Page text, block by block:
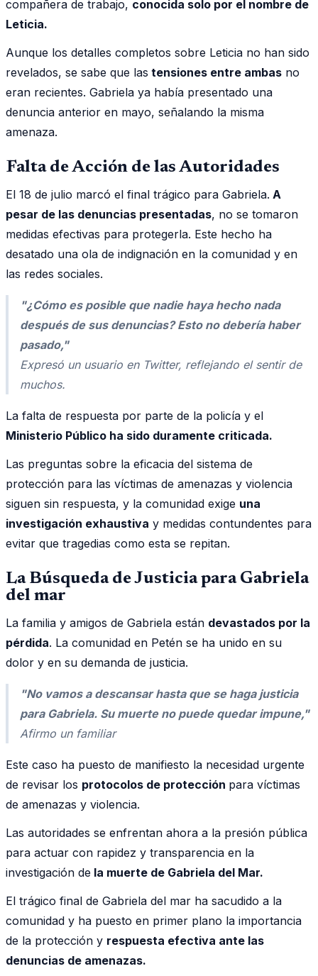
compañera de trabajo, conocida solo por el nombre de
Leticia.
Aunque los detalles completos sobre Leticia no han sido
revelados, se sabe que las tensiones entre ambas no
eran recientes. Gabriela ya había presentado una
denuncia anterior en mayo, señalando la misma
amenaza.
Falta de Acción de las Autoridades
El 18 de julio marcó el final trágico para Gabriela. A
pesar de las denuncias presentadas, no se tomaron
medidas efectivas para protegerla. Este hecho ha
desatado una ola de indignación en la comunidad y en
las redes sociales.
"¿Cómo es posible que nadie haya hecho nada
después de sus denuncias? Esto no debería haber
pasado,"
Expresó un usuario en Twitter, reflejando el sentir de
muchos.
La falta de respuesta por parte de la policía y el
Ministerio Público ha sido duramente criticada.
Las preguntas sobre la eficacia del sistema de
protección para las víctimas de amenazas y violencia
siguen sin respuesta, y la comunidad exige una
investigación exhaustiva y medidas contundentes para
evitar que tragedias como esta se repitan.
La Búsqueda de Justicia para Gabriela
del mar
La familia y amigos de Gabriela están devastados por la
pérdida. La comunidad en Petén se ha unido en su
dolor y en su demanda de justicia.
"No vamos a descansar hasta que se haga justicia
para Gabriela. Su muerte no puede quedar impune,"
Afirmo un familiar
Este caso ha puesto de manifiesto la necesidad urgente
de revisar los protocolos de protección para víctimas
de amenazas y violencia.
Las autoridades se enfrentan ahora a la presión pública
para actuar con rapidez y transparencia en la
investigación de la muerte de Gabriela del Mar.
El trágico final de Gabriela del mar ha sacudido a la
comunidad y ha puesto en primer plano la importancia
de la protección y respuesta efectiva ante las
denuncias de amenazas.